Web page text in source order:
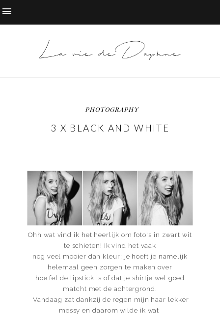
PHOTOGRAPHY
3 X BLACK AND WHITE
Ohh wat vind ik het heerlijk om foto's in zwart wit
te schieten! Ik vind het vaak
nog veel mooier dan kleur: je hoeft je namelijk
helemaal geen zorgen te maken over
hoe fel de lipstick is of dat je shirtje wel goed
matcht met de achtergrond.
Vandaag zat dankzij de regen mijn haar lekker
messy en daarom wilde ik wat